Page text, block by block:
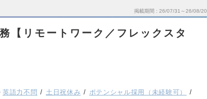
掲載期間 26/07/31～26/08/20
【リモートワーク／フレックスタ
英語力不問 土日祝休み
ポテンシャル採用（未経験可）